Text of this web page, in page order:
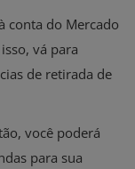
conta do Mercado
vá para
de retirada de
você poderá
para sua